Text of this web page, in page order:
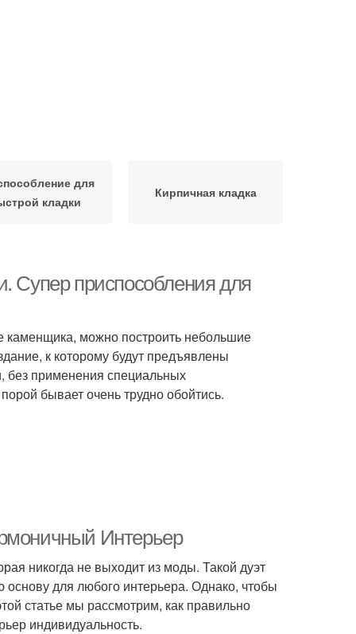
для
кладки
Кирпичная кладка
Супер приспособления для
каменщика, можно построить небольшие
к которому будут предъявлены
без применения специальных
бывает очень трудно обойтись.
Интерьер
никогда не выходит из моды. Такой дуэт
основу для любого интерьера. Однако, чтобы
статье мы рассмотрим, как правильно
индивидуальность.